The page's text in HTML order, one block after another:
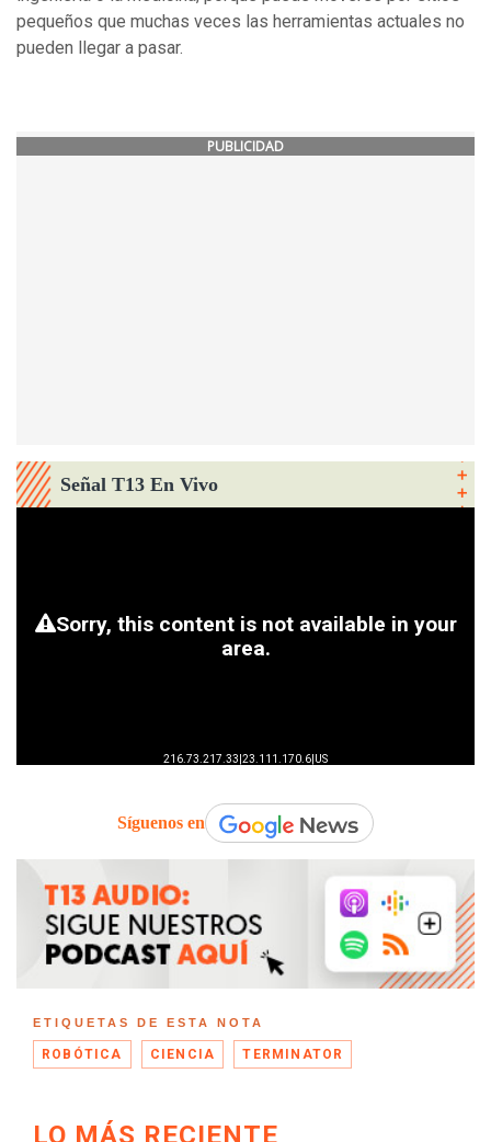
pequeños que muchas veces las herramientas actuales no
pueden llegar a pasar.
PUBLICIDAD
Señal T13 En Vivo
Síguenos en
ETIQUETAS DE ESTA NOTA
ROBÓTICA CIENCIA TERMINATOR
LO MÁS RECIENTE